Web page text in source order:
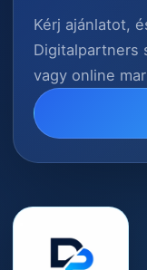
Kérj ajánlatot,
Digitalpartners
vagy online